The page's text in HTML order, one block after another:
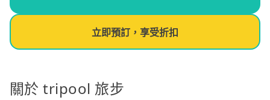
立即預訂，享受折扣
關於 tripool 旅步